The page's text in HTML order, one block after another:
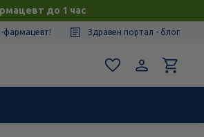
до 1 час
фармацевт! Здравен портал - блог